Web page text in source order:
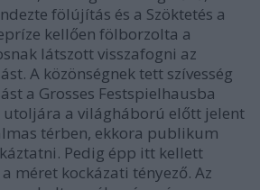
fölújítás és a Szöktetés a
kellően fölborzolta a
látszott visszafogni az
A közönségnek tett szívesség
a Grosses Festspielhausba
utoljára a világháború előtt jelent
térben, ekkora publikum
Pedig épp itt kellett
méret kockázati tényező. Az